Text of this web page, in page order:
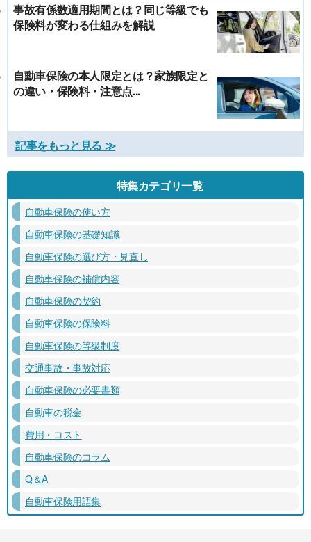
事故有係数適用期間とは？同じ等級でも
保険料が変わる仕組みを解説
自動車保険の本人限定とは？家族限定と
の違い・保険料・注意点...
記事をもっと見る ≫
特集カテゴリ一覧
自動車保険の使い方
自動車保険の基礎知識
自動車保険の選び方・見直し
自動車保険の補償内容
自動車保険の契約
自動車保険の保険料
自動車保険の等級制度
交通事故・事故対応
自動車保険の必要書類
自動車の税金
費用・コスト
自動車保険のコラム
Q＆A
自動車保険用語集